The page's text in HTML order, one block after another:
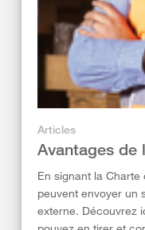
Articles
Avantages de
En signant la
peuvent envoyer un
externe. Découvrez